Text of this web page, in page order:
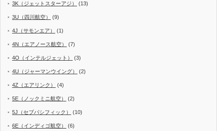
3K（ジェットスターアジ） (13)
3U（四川航空） (9)
4J（サモンエア） (1)
4N（エアノース航空） (7)
4O（インテルジェット） (3)
4U（ジャーマンウイング） (2)
4Z（エアリンク） (4)
5E（ノックミニ航空） (2)
5J（セブパシフィック） (10)
6E（インディゴ航空） (6)